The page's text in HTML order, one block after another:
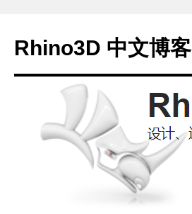
Rhino3D 中文博客